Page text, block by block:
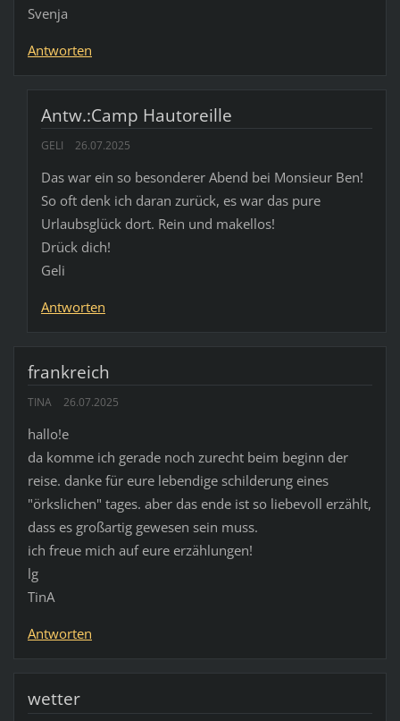
Svenja
Antworten
Antw.:Camp Hautoreille
GELI 26.07.2025
Das war ein so besonderer Abend bei Monsieur Ben!
So oft denk ich daran zurück, es war das pure
Urlaubsglück dort. Rein und makellos!
Drück dich!
Geli
Antworten
frankreich
TINA 26.07.2025
hallo!e
da komme ich gerade noch zurecht beim beginn der
reise. danke für eure lebendige schilderung eines
"örkslichen" tages. aber das ende ist so liebevoll erzählt,
dass es großartig gewesen sein muss.
ich freue mich auf eure erzählungen!
lg
TinA
Antworten
wetter